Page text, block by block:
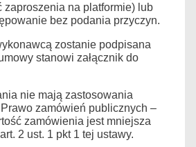
zaproszenia na platformie) lub
bez podania przyczyn.
zostanie podpisana
stanowi załącznik do
nie mają zastosowania
zamówień publicznych –
zamówienia jest mniejsza
2 ust. 1 pkt 1 tej ustawy.